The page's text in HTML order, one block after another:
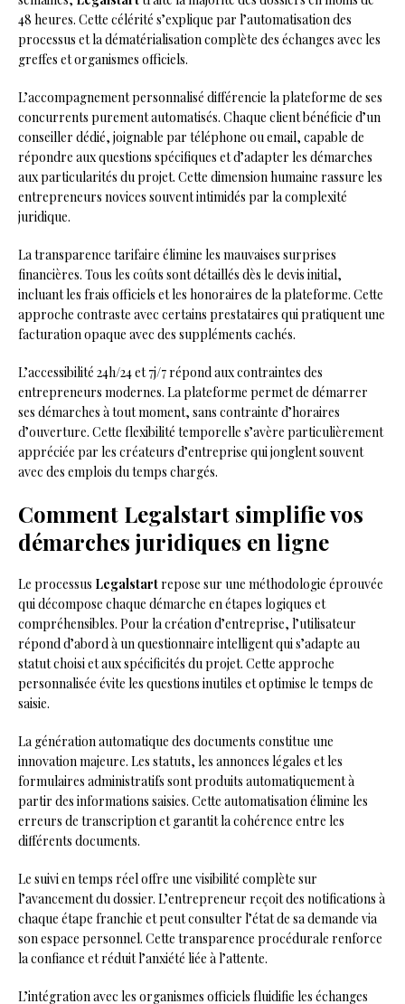
48 heures. Cette célérité s’explique par l’automatisation des
processus et la dématérialisation complète des échanges avec les
greffes et organismes officiels.
L’accompagnement personnalisé différencie la plateforme de ses
concurrents purement automatisés. Chaque client bénéficie d’un
conseiller dédié, joignable par téléphone ou email, capable de
répondre aux questions spécifiques et d’adapter les démarches
aux particularités du projet. Cette dimension humaine rassure les
entrepreneurs novices souvent intimidés par la complexité
juridique.
La transparence tarifaire élimine les mauvaises surprises
financières. Tous les coûts sont détaillés dès le devis initial,
incluant les frais officiels et les honoraires de la plateforme. Cette
approche contraste avec certains prestataires qui pratiquent une
facturation opaque avec des suppléments cachés.
L’accessibilité 24h/24 et 7j/7 répond aux contraintes des
entrepreneurs modernes. La plateforme permet de démarrer
ses démarches à tout moment, sans contrainte d’horaires
d’ouverture. Cette flexibilité temporelle s’avère particulièrement
appréciée par les créateurs d’entreprise qui jonglent souvent
avec des emplois du temps chargés.
Comment Legalstart simplifie vos
démarches juridiques en ligne
Le processus Legalstartrepose sur une méthodologie éprouvée
qui décompose chaque démarche en étapes logiques et
compréhensibles. Pour la création d’entreprise, l’utilisateur
répond d’abord à un questionnaire intelligent qui s’adapte au
statut choisi et aux spécificités du projet. Cette approche
personnalisée évite les questions inutiles et optimise le temps de
saisie.
La génération automatique des documents constitue une
innovation majeure. Les statuts, les annonces légales et les
formulaires administratifs sont produits automatiquement à
partir des informations saisies. Cette automatisation élimine les
erreurs de transcription et garantit la cohérence entre les
différents documents.
Le suivi en temps réel offre une visibilité complète sur
l’avancement du dossier. L’entrepreneur reçoit des notifications à
chaque étape franchie et peut consulter l’état de sa demande via
son espace personnel. Cette transparence procédurale renforce
la confiance et réduit l’anxiété liée à l’attente.
L’intégration avec les organismes officiels fluidifie les échanges